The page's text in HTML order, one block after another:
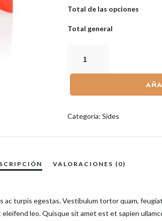
Total de las opciones
Total general
Categoría:Sides
turpis egestas. Vestibulum tortor quam,
leo. Quisque sit amet est et sapien